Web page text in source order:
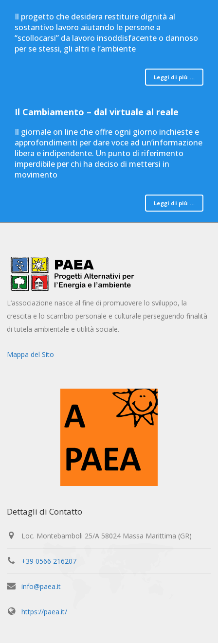
Il progetto che desidera restituire dignità al
sostantivo lavoro aiutando le persone a
“scollocarsi” da lavoro insoddisfacente o dannoso
per se stessi, gli altri e l’ambiente
Leggi di più …
Il Cambiamento – dal virtuale al reale
Il giornale on line che offre ogni giorno inchieste e
approfondimenti per dare voce ad un’informazione
libera e indipendente. Un punto di riferimento
imperdibile per chi ha deciso di mettersi in
movimento
Leggi di più …
L’associazione nasce al fine di promuovere lo sviluppo, la
crescita e lo scambio personale e culturale perseguendo finalità
di tutela ambientale e utilità sociale.
Mappa del Sito
Dettagli di Contatto
Loc. Montebamboli 25/A 58024 Massa Marittima (GR)
+39 0566 216207
info@paea.it
https://paea.it/